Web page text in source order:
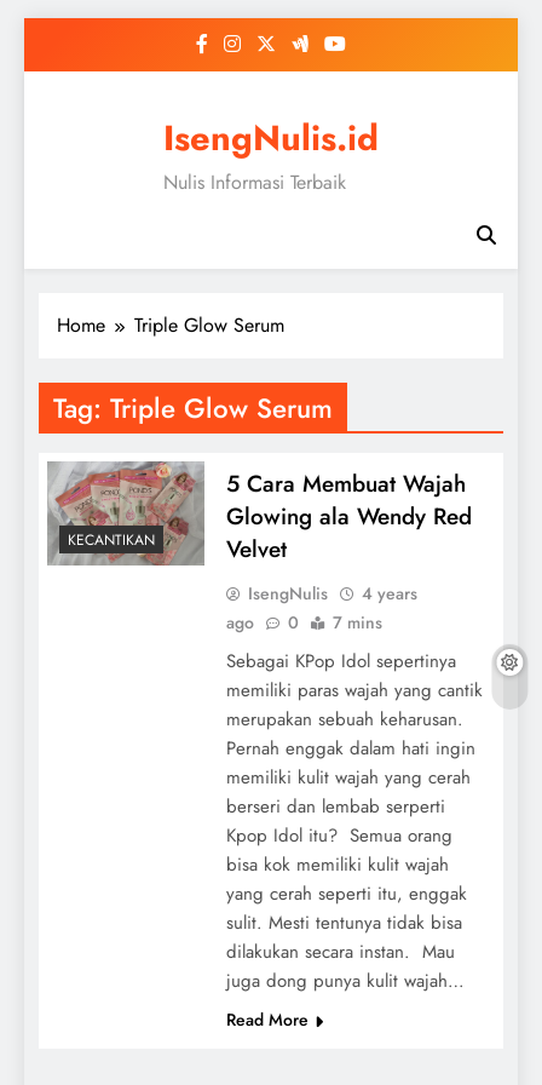
IsengNulis.id
Nulis Informasi Terbaik
Home Triple Glow Serum
Tag: Triple Glow Serum
KECANTIKAN
5 Cara Membuat Wajah
Glowing ala Wendy Red
Velvet
IsengNulis
4 years
ago
0 7 mins
Sebagai KPop Idol sepertinya
memiliki paras wajah yang cantik
merupakan sebuah keharusan.
Pernah enggak dalam hati ingin
memiliki kulit wajah yang cerah
berseri dan lembab serperti
Kpop Idol itu? Semua orang
bisa kok memiliki kulit wajah
yang cerah seperti itu, enggak
sulit. Mesti tentunya tidak bisa
dilakukan secara instan. Mau
juga dong punya kulit wajah…
Read More